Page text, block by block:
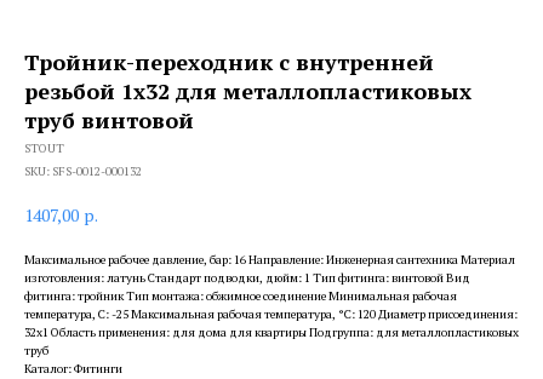
Тройник-переходник с внутренней
резьбой 1x32 для металлопластиковых
труб винтовой
STOUT
SKU: SFS-0012-000132
1407,00 р.
Максимальное рабочее давление, бар: 16 Направление: Инженерная сантехника Материал
изготовления: латунь Стандарт подводки, дюйм: 1 Тип фитинга: винтовой Вид
фитинга: тройник Тип монтажа: обжимное соединение Минимальная рабочая
температура, С: -25 Максимальная рабочая температура, °С: 120 Диаметр присоединения:
32x1 Область применения: для дома для квартиры Подгруппа: для металлопластиковых
труб
Каталог: Фитинги